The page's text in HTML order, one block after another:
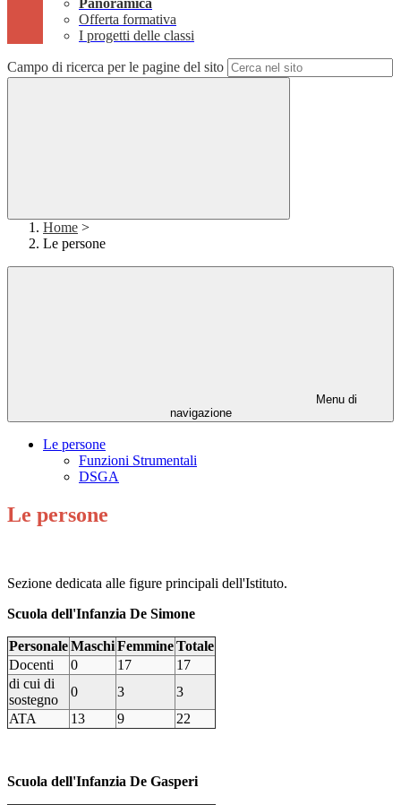
Panoramica
Offerta formativa
I progetti delle classi
Campo di ricerca per le pagine del sito
Home >
Le persone
Menu di
navigazione
Le persone
Funzioni Strumentali
DSGA
Le persone
Sezione dedicata alle figure principali dell'Istituto.
Scuola dell'Infanzia De Simone
PersonaleMaschiFemmineTotale
Docenti
0 17
17
di cui di
sostegno
0 3
3
ATA
13 9 22
Scuola dell'Infanzia De Gasperi